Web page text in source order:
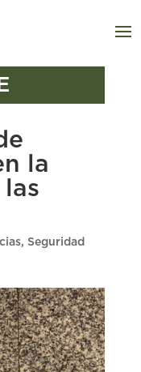
la
, Seguridad